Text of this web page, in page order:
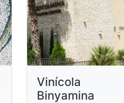
Vinícola
Binyamina